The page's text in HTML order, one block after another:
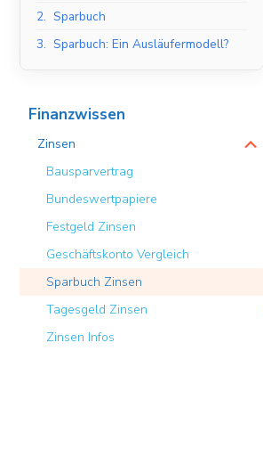
2. Sparbuch
3. Sparbuch: Ein Ausläufermodell?
Finanzwissen
Zinsen
Bausparvertrag
Bundeswertpapiere
Festgeld Zinsen
Geschäftskonto Vergleich
Sparbuch Zinsen
Tagesgeld Zinsen
Zinsen Infos